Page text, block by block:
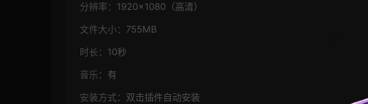
分辨率： 1920×1080（高清）
文件大小： 755MB
时长： 10秒
音乐： 有
安装方式： 双击插件自动安装